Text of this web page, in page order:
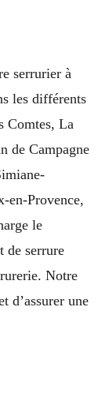
serrurier à
les différents
Comtes, La
de Campagne
en-Provence,
le
de serrure
Notre
d’assurer une